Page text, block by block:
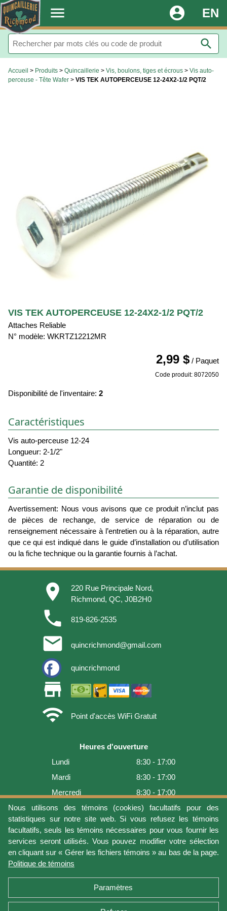
. menu EN
account_circle
search
Nous utilisons des témoins (cookies) facultatifs pour des
statistiques sur notre site web. Si vous refusez les témoins
facultatifs, seuls les témoins nécessaires pour vous fournir les
services seront utilisés. Vous pouvez modifier votre sélection
en cliquant sur « Gérer les fichiers témoins » au bas de la page.
Politique de témoins
Paramètres
Accueil > Produits > Quincaillerie > Vis, boulons, tiges et écrous > Vis auto-
perceuse - Tête Wafer > VIS TEK AUTOPERCEUSE 12-24X2-1/2 PQT/2
VIS TEK AUTOPERCEUSE 12-24X2-1/2 PQT/2
Attaches Reliable
N° modèle: WKRTZ12212MR
2,99 $ / Paquet
Code produit: 8072050
Disponibilité de l'inventaire: 2
Caractéristiques
Vis auto-perceuse 12-24
Longueur: 2-1/2"
Quantité: 2
Garantie de disponibilité
Avertissement: Nous vous avisons que ce produit n’inclut pas
de pièces de rechange, de service de réparation ou de
renseignement nécessaire à l’entretien ou à la réparation, autre
que ce qui est indiqué dans le guide d’installation ou d’utilisation
ou la fiche technique ou la garantie fournis à l’achat.
place
220 Rue Principale Nord,
Richmond, QC, J0B2H0
phone 819-826-2535
email quincrichmond@gmail.com
quincrichmond
store
wifi
Point d'accès WiFi Gratuit
Heures d'ouverture
Lundi
8:30 - 17:00
Mardi
8:30 - 17:00
Mercredi
8:30 - 17:00
Jeudi
8:30 - 17:00
Vendredi
8:30 - 17:00
Samedi
9:00 - 16:00
Dimanche
Fermé